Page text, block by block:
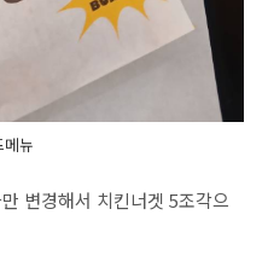
메뉴
변경해서 치킨너겟 5조각으